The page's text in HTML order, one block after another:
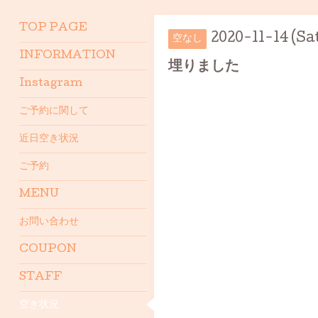
空なし 2020-11-14
埋りました
TOP PAGE
INFORMATION
Instagram
ご予約に関して
近日空き状況
ご予約
MENU
お問い合わせ
COUPON
STAFF
空き状況